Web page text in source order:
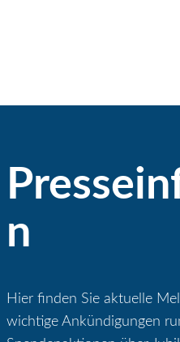
n
Hier finden Sie aktuelle
wichtige Ankündigungen